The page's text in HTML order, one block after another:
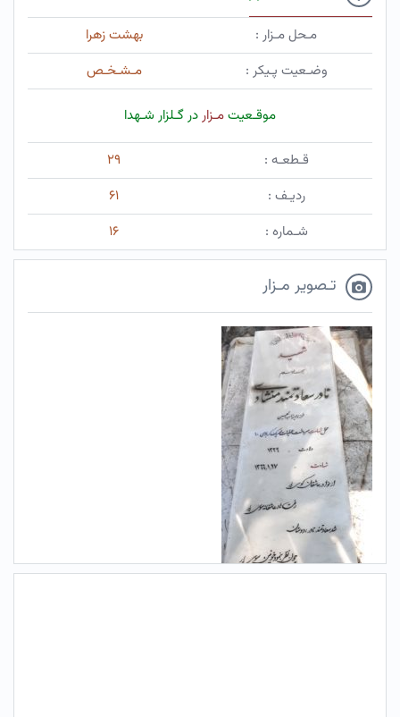
مـحل مـزار :
بهشت زهرا
وضـعیت پـیکر :
مـشـخـص
موقـعیتمـزاردر گـلزار شـهدا
قـطعـه :
۲۹
ردیـف :
۶۱
شـماره :
۱۶
تـصویر مـزار